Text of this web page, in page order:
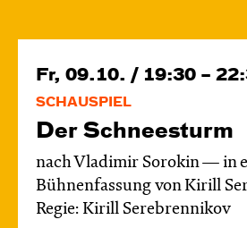
Fr, 09.10. / 19:30 –
SCHAUSPIEL
Der Schnee­sturm
nach Vladimir Sorokin — in
Bühnenfassung von Kirill
Regie: Kirill Serebrennikov